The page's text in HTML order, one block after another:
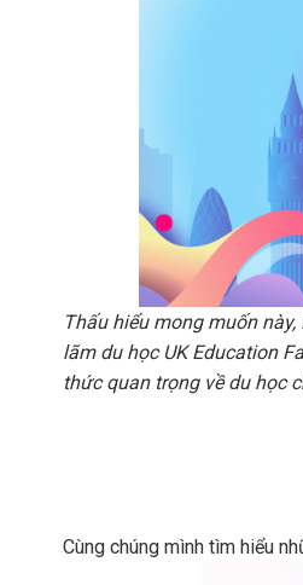
Thấu hiểu mong muốn
lãm du học UK Education
thức quan trọng về du học
Cùng chúng mình tìm hiểu